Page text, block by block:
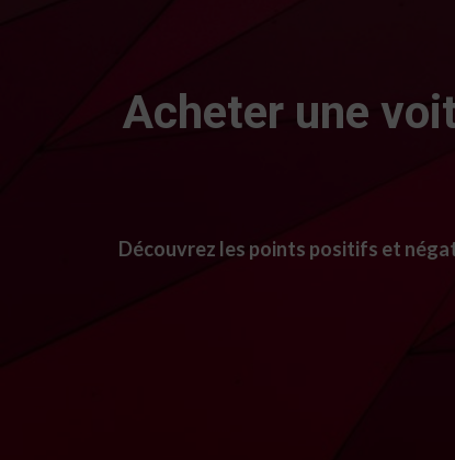
Acheter une
Découvrez les points positifs et